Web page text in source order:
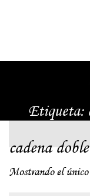
Etiqueta:
cadena
Mostrando el